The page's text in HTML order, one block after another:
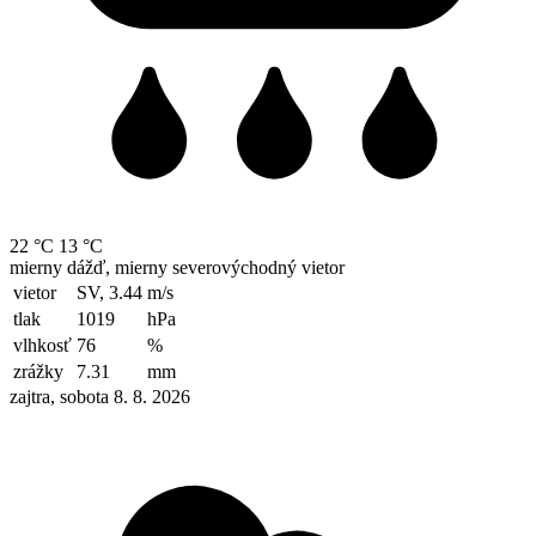
22 °C 13 °C
mierny dážď, mierny severovýchodný vietor
vietor
SV, 3.44 m/s
tlak
1019
hPa
vlhkosť 76
%
zrážky
7.31
mm
zajtra, sobota 8. 8. 2026